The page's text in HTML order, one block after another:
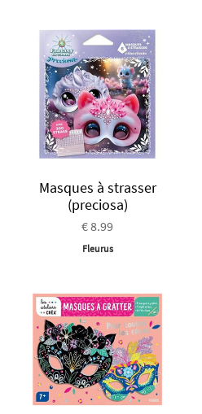
Masques à strasser
(preciosa)
€ 8.99
Fleurus